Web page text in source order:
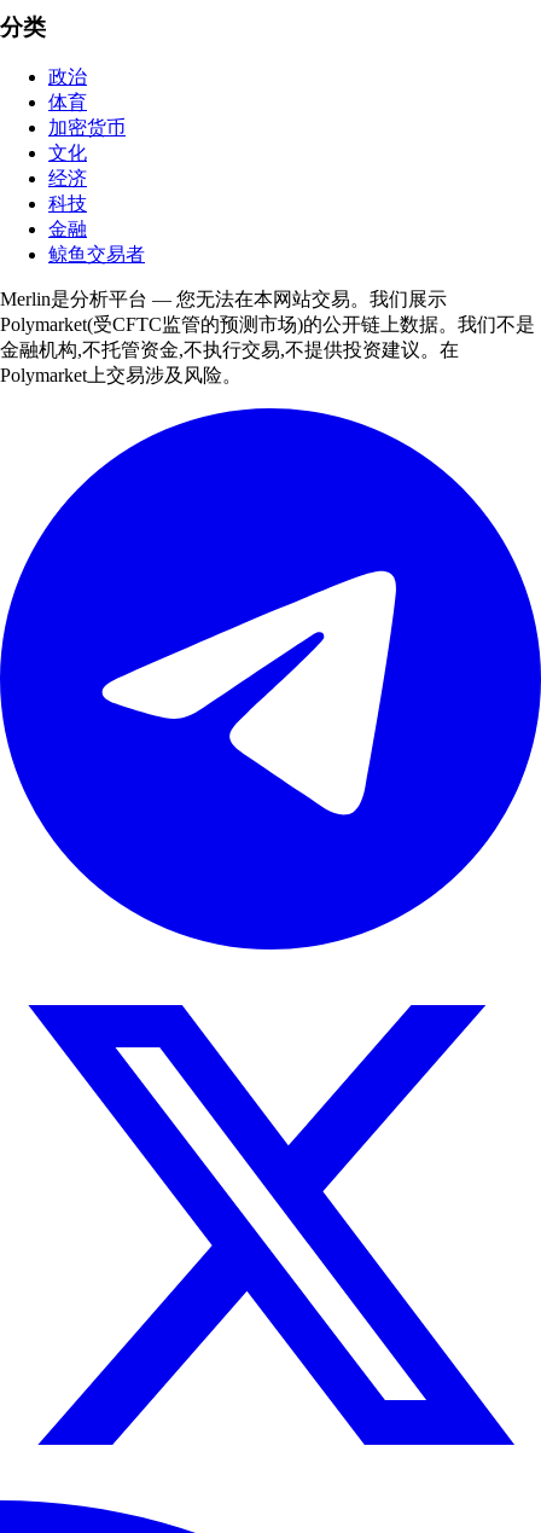
分类
政治
体育
加密货币
文化
经济
科技
金融
鲸鱼交易者
Merlin是分析平台 — 您无法在本网站交易。我们展示
Polymarket(受CFTC监管的预测市场)的公开链上数据。我们不是
金融机构,不托管资金,不执行交易,不提供投资建议。在
Polymarket上交易涉及风险。